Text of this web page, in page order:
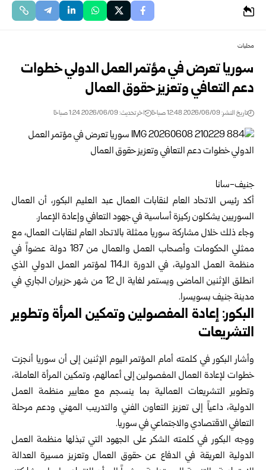
محليات
سوريا تعرض في مؤتمر العمل الدولي خطوات
دعم التعافي وتعزيز حقوق ‏العمال
تاريخ النشر: 2026/06/09 12:48 صباحًا اخر تحديث: 2026/06/09 1:24 صباحًا
جنيف-سانا‏
أكد رئيس الاتحاد العام لنقابات العمال عبد العليم البكور، أن العمال
‏السوريين يشكلون ركيزة أساسية في جهود ‏التعافي وإعادة الإعمار‏.‏
وجاء ذلك خلال مشاركة سوريا ممثلة بالاتحاد العام لنقابات العمال، مع
‏ممثلي الحكومات وأصحاب العمل والعمال من 187 دولة عضواً في
منظمة ‌‏العمل الدولية‎، في الدورة الـ114 لمؤتمر العمل الدولي الذي
انطلق الإثنين ‏الماضى ويستمر لغاية ال 12 من شهر حزيران الجاري في
مدينة جنيف ‏بسويسرا.‏
البكور: إعادة المفصولين وتمكين المرأة وتطوير
التشريعات ‏
وأشار البكور في كلمته أمام المؤتمر اليوم الإثنين إلى أن سوريا أنجزت
‏خطوات لإعادة العمال المفصولين إلى أعمالهم، وتمكين المرأة العاملة،
‏وتطوير التشريعات العمالية بما ينسجم مع معايير منظمة العمل
الدولية، ‏داعياً إلى تعزيز التعاون الفني والتدريب المهني ودعم مرحلة
التعافي ‏الاقتصادي والاجتماعي في سوريا‎.‎
ووجه البكور في كلمته الشكر على الجهود التي تبذلها منظمة العمل
الدولية ‏العريقة في الدفاع عن حقوق العمال وتعزيز مسيرة العدالة